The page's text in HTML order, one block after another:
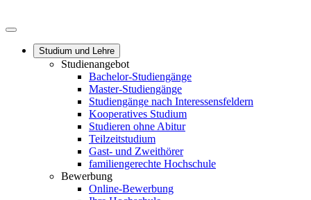
Studium und Lehre
Studienangebot
Bachelor-Studiengänge
Master-Studiengänge
Studiengänge nach Interessensfeldern
Kooperatives Studium
Studieren ohne Abitur
Teilzeitstudium
Gast- und Zweithörer
familiengerechte Hochschule
Bewerbung
Online-Bewerbung